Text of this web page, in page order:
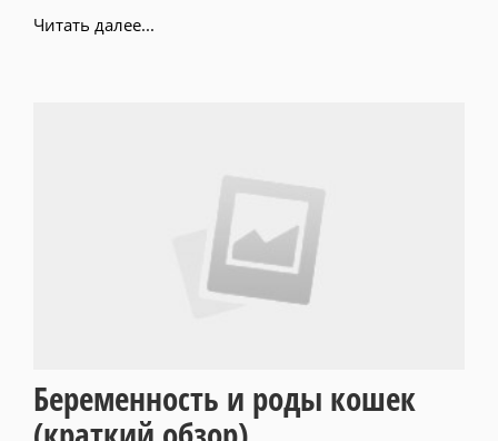
Читать далее...
Беременность и роды кошек